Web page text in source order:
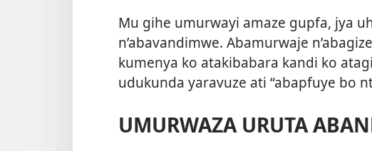
Mu gihe umurwayi amaze gupfa, jya
n’abavandimwe. Abamurwaje
kumenya ko atakibabara kandi ko
udukunda yaravuze ati “abapfuye bo
UMURWAZA URUTA